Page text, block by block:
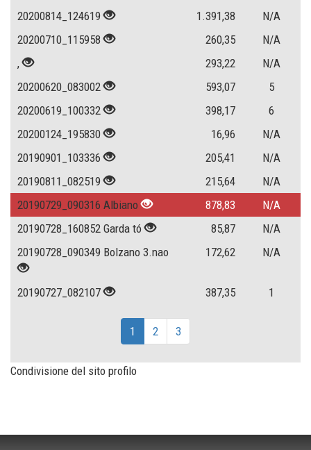
20200814_124619
1.391,38
N/A
20200710_115958
260,35
N/A
,
293,22
N/A
20200620_083002
593,07
5
20200619_100332
398,17
6
20200124_195830
16,96
N/A
20190901_103336
205,41
N/A
20190811_082519
215,64
N/A
20190729_090316 Albiano
878,83
N/A
20190728_160852 Garda tó
85,87
N/A
20190728_090349 Bolzano 3.nao
172,62 N/A
20190727_082107 387,35 1
1 2 3
Condivisione del sito profilo